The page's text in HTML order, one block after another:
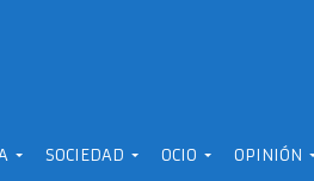
SOCIEDAD OCIO OPINIÓN